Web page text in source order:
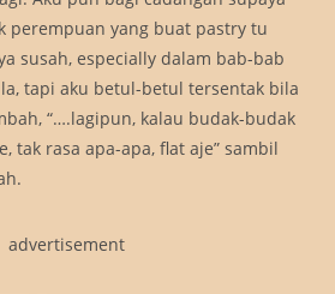
perempuan yang buat pastry tu
susah, especially dalam bab-bab
tapi aku betul-betul tersentak bila
“….lagipun, kalau budak-budak
tak rasa apa-apa, flat aje” sambil
advertisement